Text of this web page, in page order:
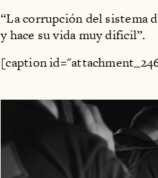
“La corrupción del sistema
y hace su vida muy dificil”.
[caption